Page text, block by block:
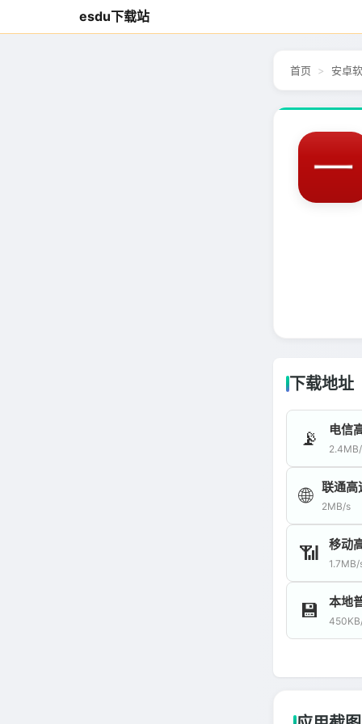
esdu下载站
首页 安卓
下载地址
📡 电信
🌐 联通高
2MB/s
📶 移动
1.7MB/
💾 本地